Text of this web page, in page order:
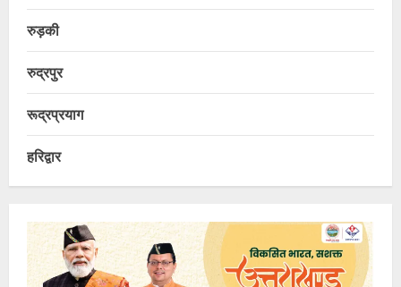
रुड़की
रुद्रपुर
रूद्रप्रयाग
हरिद्वार